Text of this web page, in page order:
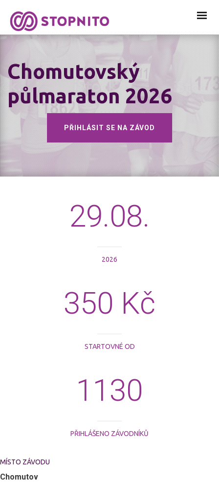
Chomutovský
půlmaraton 2026
PŘIHLÁSIT SE NA ZÁVOD
29.08.
2026
350 Kč
STARTOVNÉ OD
1130
PŘIHLÁŠENO ZÁVODNÍKŮ
MÍSTO ZÁVODU
Chomutov